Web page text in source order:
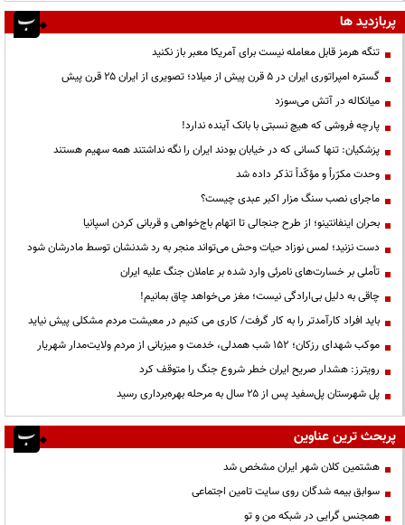
پربازدید ها
تنگه هرمز قابل معامله نیست برای آمریکا معبر باز نکنید
گستره امپراتوری ایران در ۵ قرن پیش از میلاد؛ تصویری از ایران ۲۵ قرن پیش
میانکاله در آتش می‌سوزد
پارچه فروشی که هیچ نسبتی با بانک آینده ندارد!
پزشکیان: تنها کسانی که در خیابان بودند ایران را نگه نداشتند همه سهیم هستند
وحدت مکرّراً و مؤکّداً تذکر داده شد
ماجرای نصب سنگ مزار اکبر عبدی چیست؟
بحران اینفانتینو؛ از طرح جنجالی تا اتهام باج‌خواهی و قربانی کردن اسپانیا
دست نزنید؛ لمس نوزاد حیات وحش می‌تواند منجر به رد شدنشان توسط مادرشان شود
تأملی بر خسارت‌های نامرئی وارد شده بر عاملان جنگ علیه ایران
چاقی به دلیل بی‌ارادگی نیست؛ مغز می‌خواهد چاق بمانیم!
باید افراد کارآمدتر را به کار گرفت/ کاری می کنیم در معیشت مردم مشکلی پیش نیاید
موکب شهدای رزکان؛ ۱۵۲ شب همدلی، خدمت و میزبانی از مردم ولایت‌مدار شهریار
رویترز: هشدار صریح ایران خطر شروع جنگ را متوقف کرد
پل شهرستان پل‌سفید پس از ۲۵ سال به مرحله بهره‌برداری رسید
پربحث ترین عناوین
هشتمین کلان شهر ایران مشخص شد
سوابق بیمه شدگان روی سایت تامین اجتماعی
همجنس گرایی در شبکه من و تو